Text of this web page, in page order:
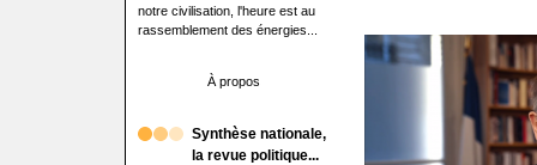
notre civilisation, l'heure est au
rassemblement des énergies...
À propos
Synthèse nationale,
la revue politique...